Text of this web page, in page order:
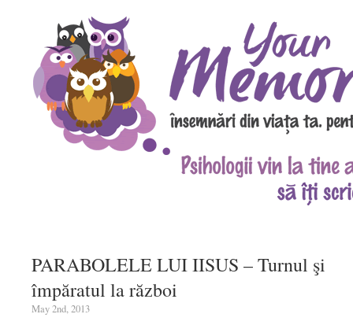
PARABOLELE LUI IISUS – Turnul şi
împăratul la război
May 2nd, 2013